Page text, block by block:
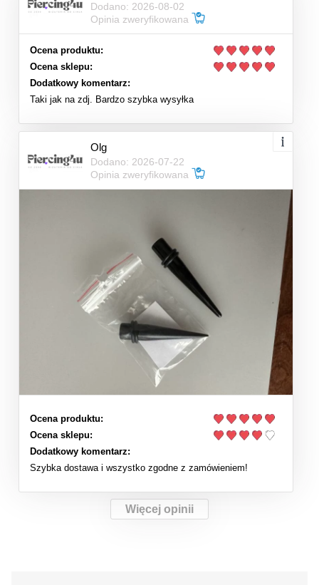
Dodano: 2026-08-02
Opinia zweryfikowana
Ocena produktu:
Ocena sklepu:
Dodatkowy komentarz:
Taki jak na zdj. Bardzo szybka wysyłka
Olg
Dodano: 2026-07-22
Opinia zweryfikowana
Ocena produktu:
Ocena sklepu:
Dodatkowy komentarz:
Szybka dostawa i wszystko zgodne z zamówieniem!
Więcej opinii